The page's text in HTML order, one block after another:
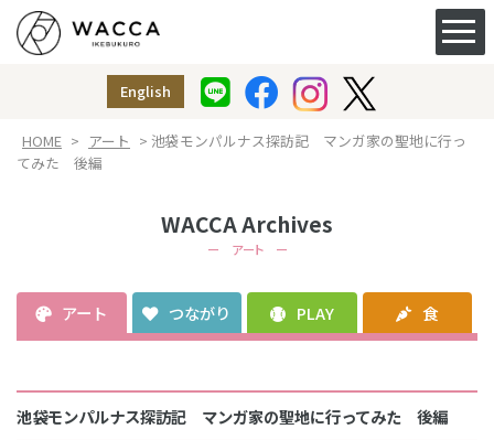
English
ACCESS&FACILITY
アクセス
（ベビー休憩室）
HOME > アート > 池袋モンパルナス探訪記 マンガ家の聖地に行っ
てみた 後編
WACCA Archives
ー アート ー
アート つながり PLAY 食
池袋モンパルナス探訪記 マンガ家の聖地に行ってみた 後編